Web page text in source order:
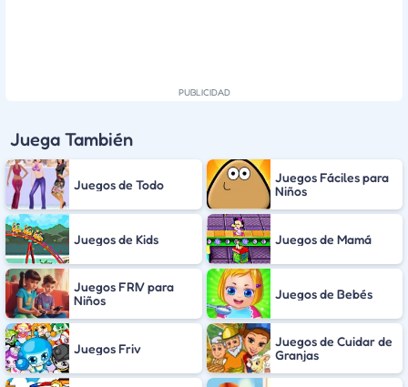
Juega También
Juegos de Todo
Juegos Fáciles para
Niños
Juegos de Kids Juegos de Mamá
Juegos FRIV para
Niños
Juegos de Bebés
Juegos Friv
Juegos de Cuidar de
Granjas